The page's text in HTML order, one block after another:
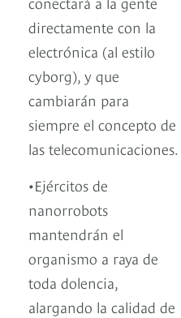
directamente con la
electrónica (al estilo
cyborg), y que
cambiarán para
siempre el concepto de
las telecomunicaciones.
•Ejércitos de
nanorrobots
mantendrán el
organismo a raya de
toda dolencia,
alargando la calidad de